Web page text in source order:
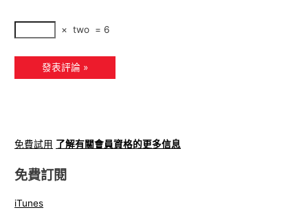
× two = 6
免費試用 了解有關會員資格的更多信息
免費訂閱
iTunes